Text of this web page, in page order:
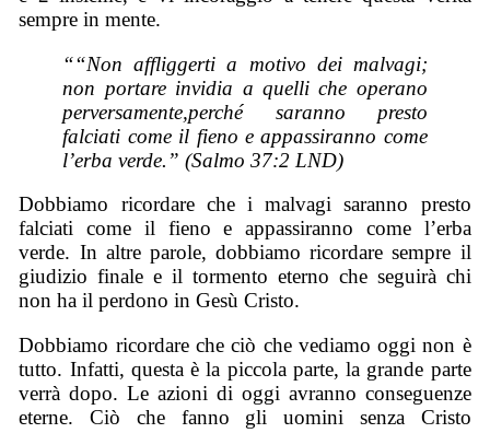
sempre in mente.
““Non affliggerti a motivo dei malvagi;
non portare invidia a quelli che operano
perversamente,perché saranno presto
falciati come il fieno e appassiranno come
l’erba verde.” (Salmo 37:2 LND)
Dobbiamo ricordare che i malvagi saranno presto
falciati come il fieno e appassiranno come l’erba
verde. In altre parole, dobbiamo ricordare sempre il
giudizio finale e il tormento eterno che seguirà chi
non ha il perdono in Gesù Cristo.
Dobbiamo ricordare che ciò che vediamo oggi non è
tutto. Infatti, questa è la piccola parte, la grande parte
verrà dopo. Le azioni di oggi avranno conseguenze
eterne. Ciò che fanno gli uomini senza Cristo